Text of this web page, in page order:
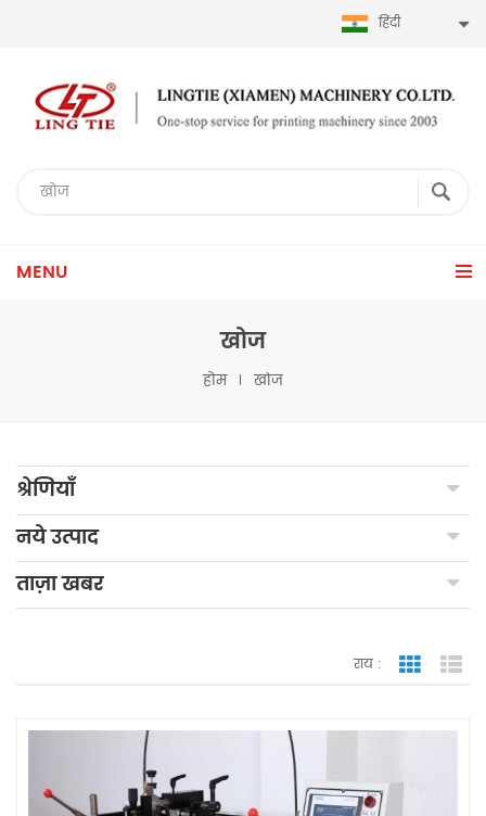
हिंदी
MENU
खोज
होम खोज
श्रेणियाँ
नये उत्पाद
ताज़ा खबर
राय : जाली